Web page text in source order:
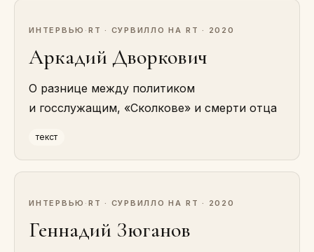
ИНТЕРВЬЮ · RT · СУРВИЛЛО НА RT · 2020
Аркадий Дворкович
О разнице между политиком
и госслужащим, «Сколкове» и смерти отца
текст
ИНТЕРВЬЮ · RT · СУРВИЛЛО НА RT · 2020
Геннадий Зюганов